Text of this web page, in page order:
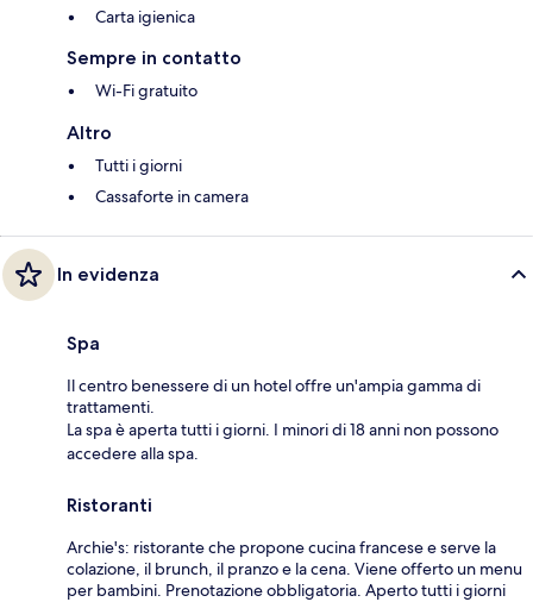
Carta igienica
Sempre in contatto
Wi-Fi gratuito
Altro
Tutti i giorni
Cassaforte in camera
In evidenza
Spa
Il centro benessere di un hotel offre un'ampia gamma di
trattamenti.
La spa è aperta tutti i giorni. I minori di 18 anni non possono
accedere alla spa.
Ristoranti
Archie's: ristorante che propone cucina francese e serve la
colazione, il brunch, il pranzo e la cena. Viene offerto un menu
per bambini. Prenotazione obbligatoria. Aperto tutti i giorni